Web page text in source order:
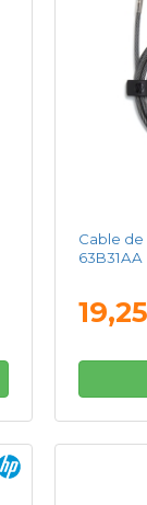
Cable de
63B31AA